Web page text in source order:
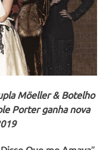
Möeller & Botelho
Porter ganha nova